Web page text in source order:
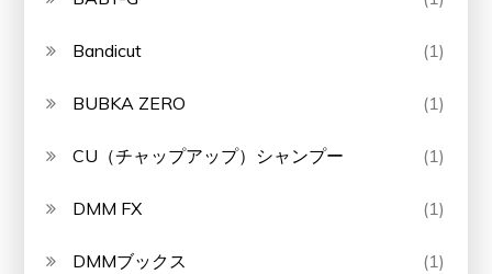
Bandicut (1)
BUBKA ZERO (1)
CU（チャップアップ）シャンプー (1)
DMM FX (1)
DMMブックス (1)